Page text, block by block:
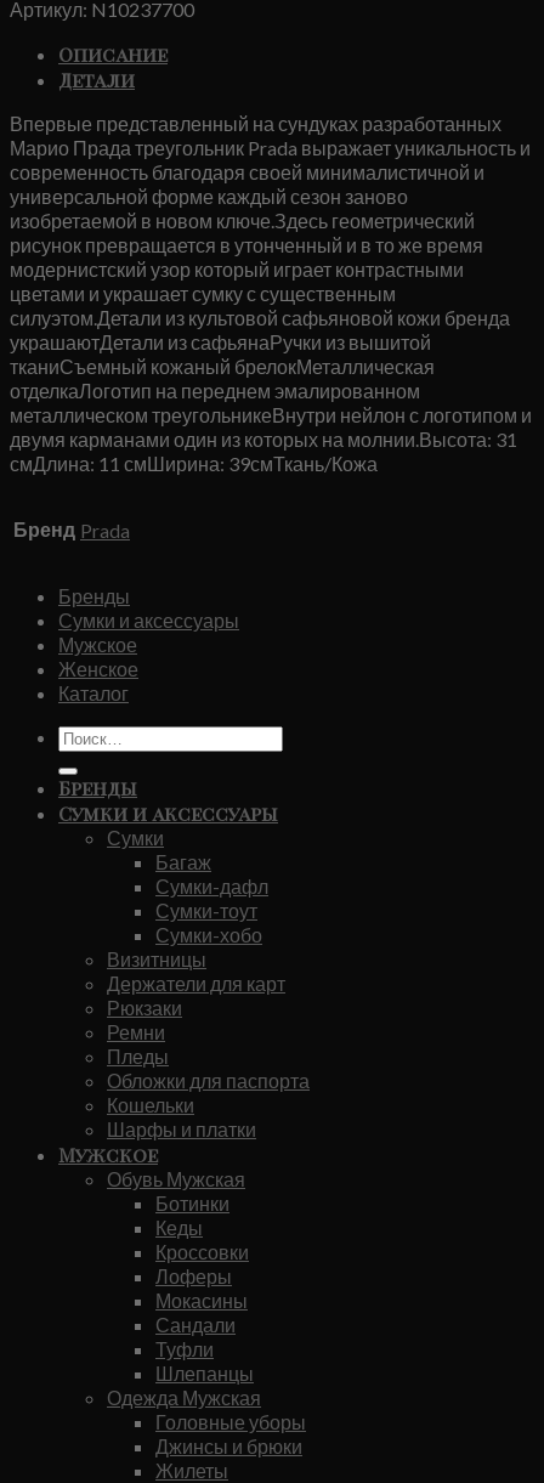
Prada
Symbole
Черная
Артикул: N10237700
Описание
Детали
Впервые представленный на сундуках разработанных
Марио Прада треугольник Prada выражает уникальность и
современность благодаря своей минималистичной и
универсальной форме каждый сезон заново
изобретаемой в новом ключе.Здесь геометрический
рисунок превращается в утонченный и в то же время
модернистский узор который играет контрастными
цветами и украшает сумку с существенным
силуэтом.Детали из культовой сафьяновой кожи бренда
украшаютДетали из сафьянаРучки из вышитой
тканиСъемный кожаный брелокМеталлическая
отделкаЛоготип на переднем эмалированном
металлическом треугольникеВнутри нейлон с логотипом и
двумя карманами один из которых на молнии.Высота: 31
смДлина: 11 смШирина: 39смТкань/Кожа
Бренд Prada
Бренды
Сумки и аксессуары
Мужское
Женское
Каталог
Искать:
Бренды
Сумки и аксессуары
Сумки
Багаж
Сумки-дафл
Сумки-тоут
Сумки-хобо
Визитницы
Держатели для карт
Рюкзаки
Ремни
Пледы
Обложки для паспорта
Кошельки
Шарфы и платки
Мужское
Обувь Мужская
Ботинки
Кеды
Кроссовки
Лоферы
Мокасины
Сандали
Туфли
Шлепанцы
Одежда Мужская
Головные уборы
Джинсы и брюки
Жилеты